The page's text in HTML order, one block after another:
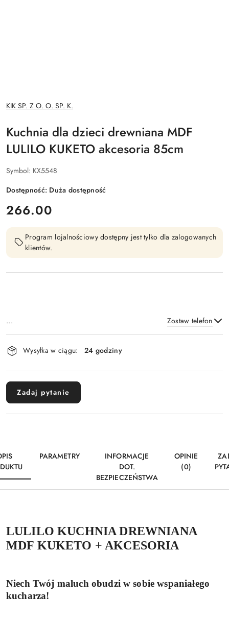
NAZWA
PRODUCENTA:
KIK SP. Z O. O. SP. K.
Kuchnia dla dzieci drewniana MDF
LULILO KUKETO akcesoria 85cm
Symbol: KX5548
Dostępność: Duża dostępność
cena:
266.00
Program lojalnościowy dostępny jest tylko dla zalogowanych
klientów.
... Zostaw telefon
Dostępność
i
dostawa
Wysyłka w ciągu: 24 godziny
Zadaj pytanie
PARAMETRY
INFORMACJE
DOT.
BEZPIECZEŃSTWA
OPINIE
(0)
LULILO KUCHNIA DREWNIANA
MDF KUKETO + AKCESORIA
Niech Twój maluch obudzi w sobie wspaniałego
kucharza!